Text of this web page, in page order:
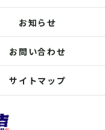
お知らせ
お問い合わせ
サイトマップ